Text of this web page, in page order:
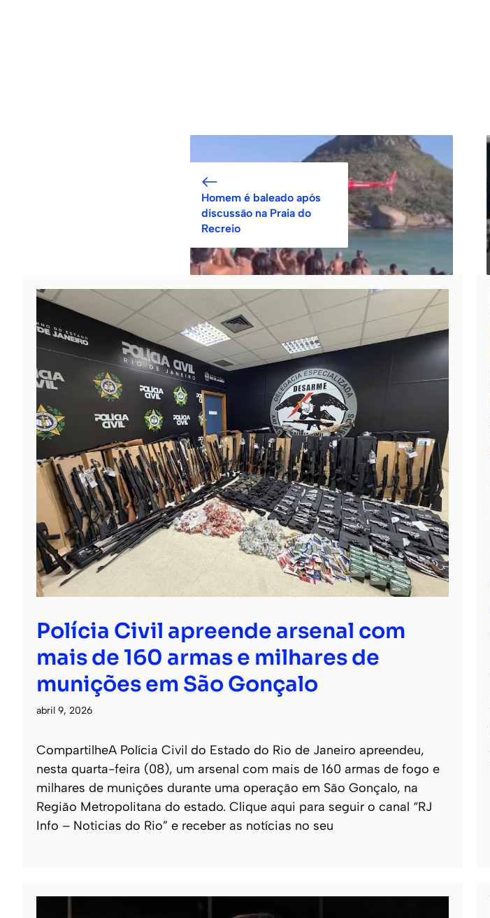
Homem é baleado após
discussão na Praia do
Recreio
Polícia Civil apreende arsenal com
mais de 160 armas e milhares de
munições em São Gonçalo
abril 9, 2026
CompartilheA Polícia Civil do Estado do Rio de Janeiro apreendeu,
nesta quarta-feira (08), um arsenal com mais de 160 armas de fogo e
milhares de munições durante uma operação em São Gonçalo, na
Região Metropolitana do estado. Clique aqui para seguir o canal “RJ
Info – Noticias do Rio” e receber as notícias no seu